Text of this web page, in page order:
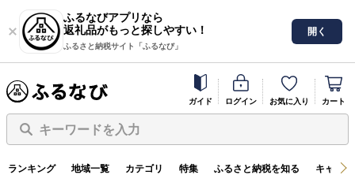
ふるなびアプリなら
返礼品がもっと探しやすい！
ふるさと納税サイト「ふるなび」
開く
ガイド ログイン お気に入り カート
キーワードを入力
ランキング 地域一覧 カテゴリ 特集 ふるさと納税を知る キャン